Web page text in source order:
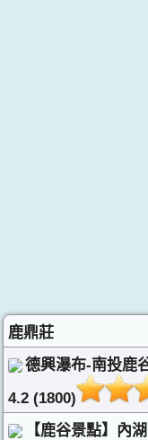
鹿鼎莊
德興瀑布-南投鹿
4.2 (1800)
【鹿谷景點】內